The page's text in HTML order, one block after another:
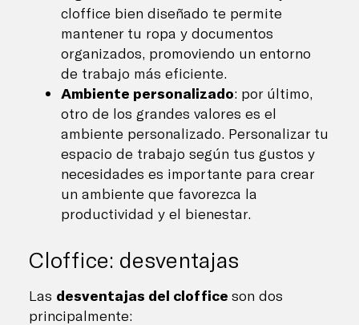
cloffice bien diseñado te permite
mantener tu ropa y documentos
organizados, promoviendo un entorno
de trabajo más eficiente.
Ambiente personalizado: por último,
otro de los grandes valores es el
ambiente personalizado. Personalizar tu
espacio de trabajo según tus gustos y
necesidades es importante para crear
un ambiente que favorezca la
productividad y el bienestar.
Cloffice: desventajas
Las desventajas del cloffice son dos
principalmente: